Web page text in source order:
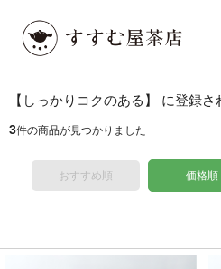
【しっかりコクのある】 に登録
3件の商品が見つかりました
おすすめ順 価格順